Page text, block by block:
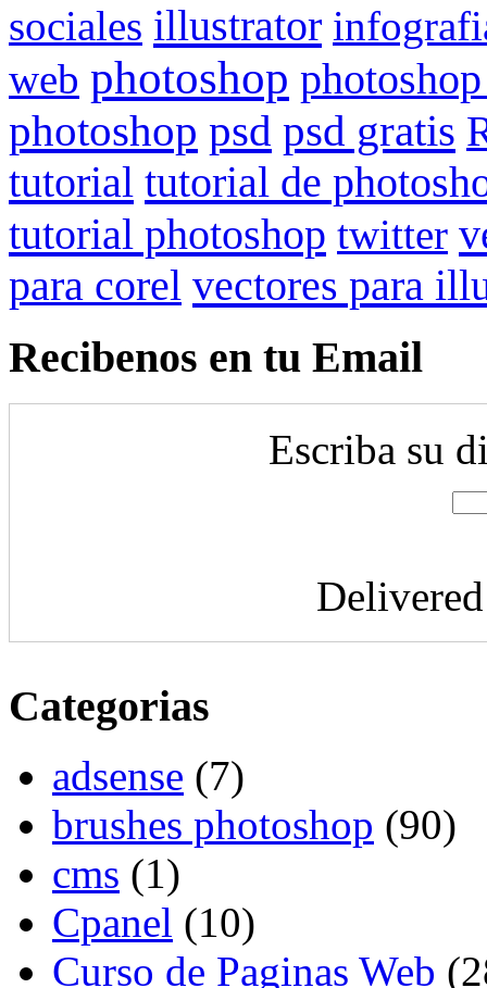
sociales illustrator
web photoshop
photoshop psd psd gratis
tutorial tutorial de
tutorial photoshop twitter
para corel vectores para
Recibenos en tu Email
Escriba su
Categorias
adsense (7)
brushes photoshop (90)
cms (1)
Cpanel (10)
Curso de Paginas Web